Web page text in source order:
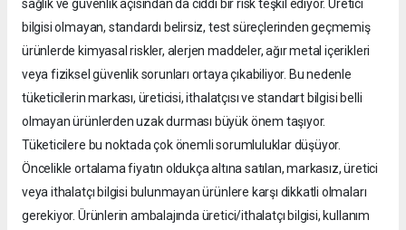
sağlık ve güvenlik açısından da ciddi bir risk teşkil ediyor. Üretici
bilgisi olmayan, standardı belirsiz, test süreçlerinden geçmemiş
ürünlerde kimyasal riskler, alerjen maddeler, ağır metal içerikleri
veya fiziksel güvenlik sorunları ortaya çıkabiliyor. Bu nedenle
tüketicilerin markası, üreticisi, ithalatçısı ve standart bilgisi belli
olmayan ürünlerden uzak durması büyük önem taşıyor.
Tüketicilere bu noktada çok önemli sorumluluklar düşüyor.
Öncelikle ortalama fiyatın oldukça altına satılan, markasız, üretici
veya ithalatçı bilgisi bulunmayan ürünlere karşı dikkatli olmaları
gerekiyor. Ürünlerin ambalajında üretici/ithalatçı bilgisi, kullanım